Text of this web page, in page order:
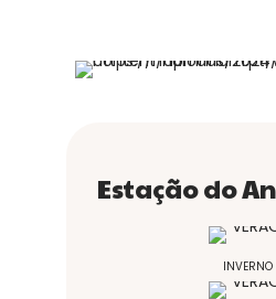
Estação do
INVERNO